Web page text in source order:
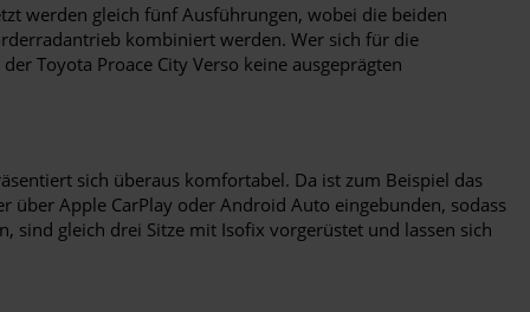
werden gleich fünf Ausführungen, wobei die beiden
kombiniert werden. Wer sich für die
Toyota Proace City Verso keine ausgeprägten
sich überaus komfortabel. Da ist zum Beispiel das
über Apple CarPlay oder Android Auto eingebunden, sodass
sind gleich drei Sitze mit Isofix vorgerüstet und lassen sich